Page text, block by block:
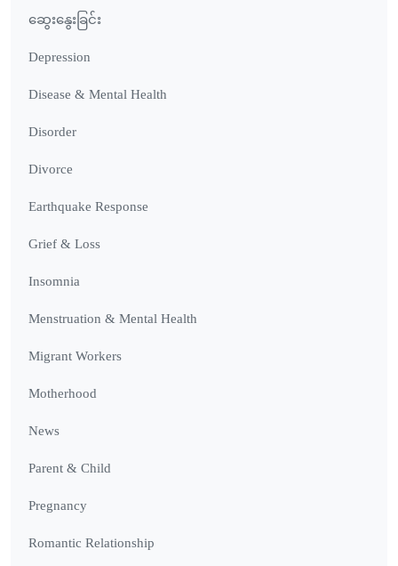
ဆွေးနွေးခြင်း
Depression
Disease & Mental Health
Disorder
Divorce
Earthquake Response
Grief & Loss
Insomnia
Menstruation & Mental Health
Migrant Workers
Motherhood
News
Parent & Child
Pregnancy
Romantic Relationship